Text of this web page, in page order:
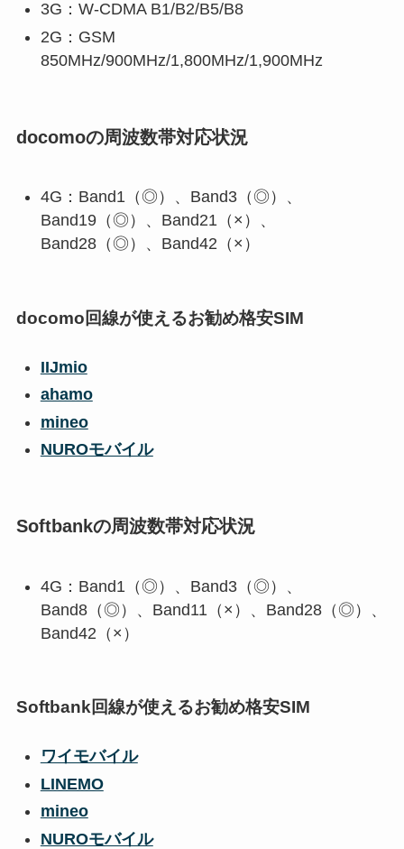
3G： W-CDMA B1/B2/B5/B8
2G： GSM
850MHz/900MHz/1,800MHz/1,900MHz
docomoの周波数帯対応状況
4G：Band1（◎）、Band3（◎）、
Band19（◎）、Band21（×）、
Band28（◎）、Band42（×）
docomo回線が使えるお勧め格安SIM
IIJmio
ahamo
mineo
NUROモバイル
Softbankの周波数帯対応状況
4G：Band1（◎）、Band3（◎）、
Band8（◎）、Band11（×）、Band28（◎）、
Band42（×）
Softbank回線が使えるお勧め格安SIM
ワイモバイル
LINEMO
mineo
NUROモバイル